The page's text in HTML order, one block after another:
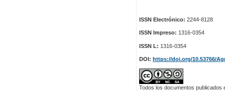
ISSN Electrónico: 2244-8128
ISSN Impreso: 1316-0354
ISSN L: 1316-0354
DOI: https://doi.org/10.53766/
Todos los documentos publicados